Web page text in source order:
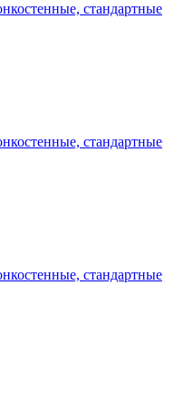
стандартные
стандартные
стандартные